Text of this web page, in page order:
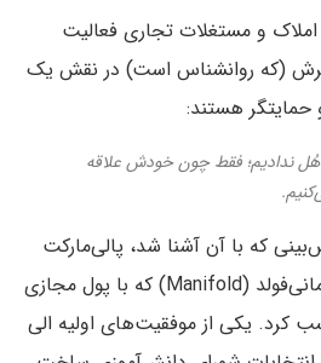
املاک و مستغلات تجاری فعالیت
(که روانشناس است) در نقش یک
حمایتگر هستند:
هُل ندادیم؛ فقط چون خودش علاقه
که با آن آشنا شد، پالی‌مارکت
بود. بعد هم با ثبت‌نام در مانی‌فولد (Manifold) که با پول مجازی
کرد. یکی از موفقیت‌های اولیه‌ الی